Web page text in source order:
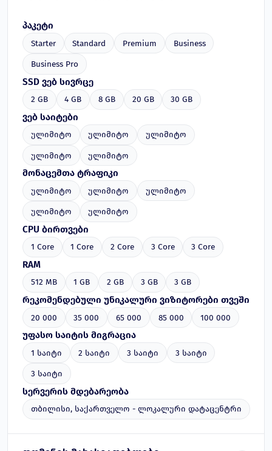
პაკეტი
Starter Standard Premium Business
Business Pro
SSD ვებ სივრცე
2 GB 4 GB 8 GB 20 GB 30 GB
ვებ საიტები
ულიმიტო ულიმიტო ულიმიტო
ულიმიტო ულიმიტო
მონაცემთა ტრაფიკი
ულიმიტო ულიმიტო ულიმიტო
ულიმიტო ულიმიტო
CPU ბირთვები
1 Core 1 Core 2 Core 3 Core 3 Core
RAM
512 MB 1 GB 2 GB 3 GB 3 GB
რეკომენდებული უნიკალური ვიზიტორები თვეში
20 000 35 000 65 000 85 000 100 000
უფასო საიტის მიგრაცია
1 საიტი 2 საიტი 3 საიტი 3 საიტი
3 საიტი
სერვერის მდებარეობა
თბილისი, საქართველო - ლოკალური დატაცენტრი